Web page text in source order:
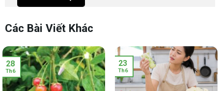
Các Bài Viết Khác
28
Th6
23
Th6